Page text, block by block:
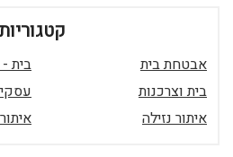
אבטחת בית
בית
בית וצרכנות
איתור נזילה